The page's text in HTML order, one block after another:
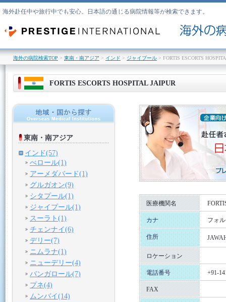
海外赴任中や旅行中でも安心。日本語の通じる病院情報等が検索できます。
海外の病院検索TOP>東南・南アジア>インド>ジャイプール> FORTIS ESCORTS
FORTIS ESCORTS HOSPITAL JAIPUR
医療機関名
カナ フォ
住所
ロケーション
電話番号 +91-
FAX
東南・南アジア
インド(57)
べロール(1)
アーメダバード(1)
グルガオン(9)
シタプール(1)
ジャイプール(1)
スーラト(1)
チェンナイ(6)
デリー(7)
ニムラナ(1)
ニューデリー(4)
バンガロール(7)
プネ(4)
ムンバイ(14)